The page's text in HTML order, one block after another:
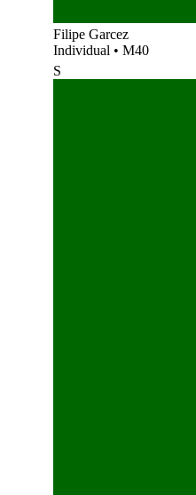
Filipe Garcez
Individual • M40
S